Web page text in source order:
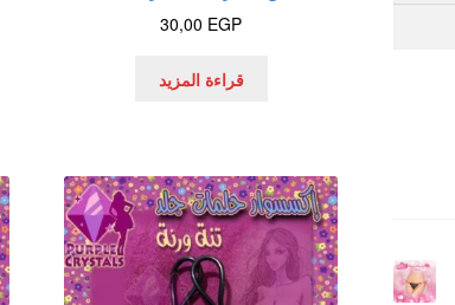
30,00 EGP
قراءة المزيد